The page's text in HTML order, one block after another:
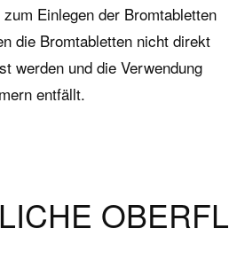
Einlegen der Bromtabletten
die Bromtabletten nicht direkt
werden und die Verwendung
entfällt.